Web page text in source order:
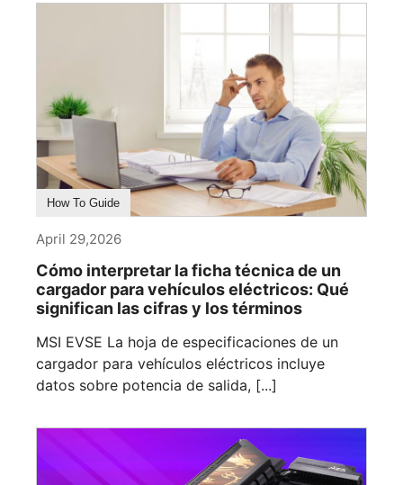
How To Guide
April 29,2026
Cómo interpretar la ficha técnica de un
cargador para vehículos eléctricos: Qué
significan las cifras y los términos
MSI EVSE La hoja de especificaciones de un
cargador para vehículos eléctricos incluye
datos sobre potencia de salida, [...]